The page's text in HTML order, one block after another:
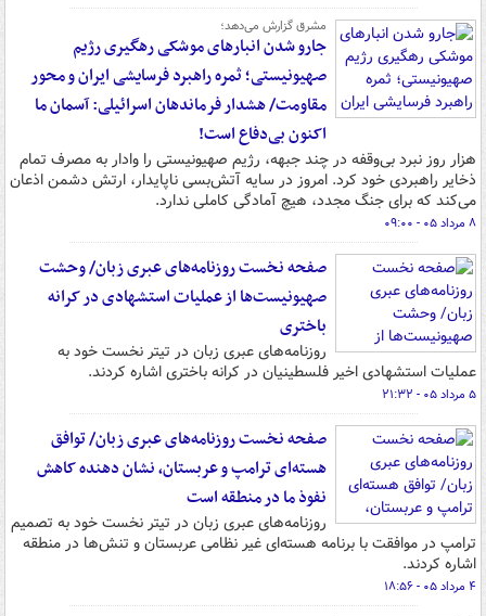
مشرق گزارش می‌دهد؛
جارو شدن انبارهای موشکی رهگیری رژیم
صهیونیستی؛ ثمره راهبرد فرسایشی ایران و محور
مقاومت/ هشدار فرماندهان اسرائیلی: آسمان ما
اکنون بی‌دفاع است!
هزار روز نبرد بی‌وقفه در چند جبهه، رژیم صهیونیستی را وادار به مصرف تمام
ذخایر راهبردی خود کرد. امروز در سایه آتش‌بسی ناپایدار، ارتش دشمن اذعان
می‌کند که برای جنگ مجدد، هیچ آمادگی کاملی ندارد.
۸ مرداد ۰۵ - ۰۹:۰۰
صفحه نخست روزنامه‌های عبری زبان/ وحشت
صهیونیست‌ها از عملیات استشهادی در کرانه
باختری
روزنامه‌های عبری زبان در تیتر نخست خود به
عملیات استشهادی اخیر فلسطینیان در کرانه باختری اشاره کردند.
۵ مرداد ۰۵ - ۲۱:۳۲
صفحه نخست روزنامه‌های عبری زبان/ توافق
هسته‌ای ترامپ و عربستان، نشان دهنده کاهش
نفوذ ما در منطقه است
روزنامه‌های عبری زبان در تیتر نخست خود به تصمیم
ترامپ در موافقت با برنامه هسته‌ای غیر نظامی عربستان و تنش‌ها در منطقه
اشاره کردند.
۴ مرداد ۰۵ - ۱۸:۵۶